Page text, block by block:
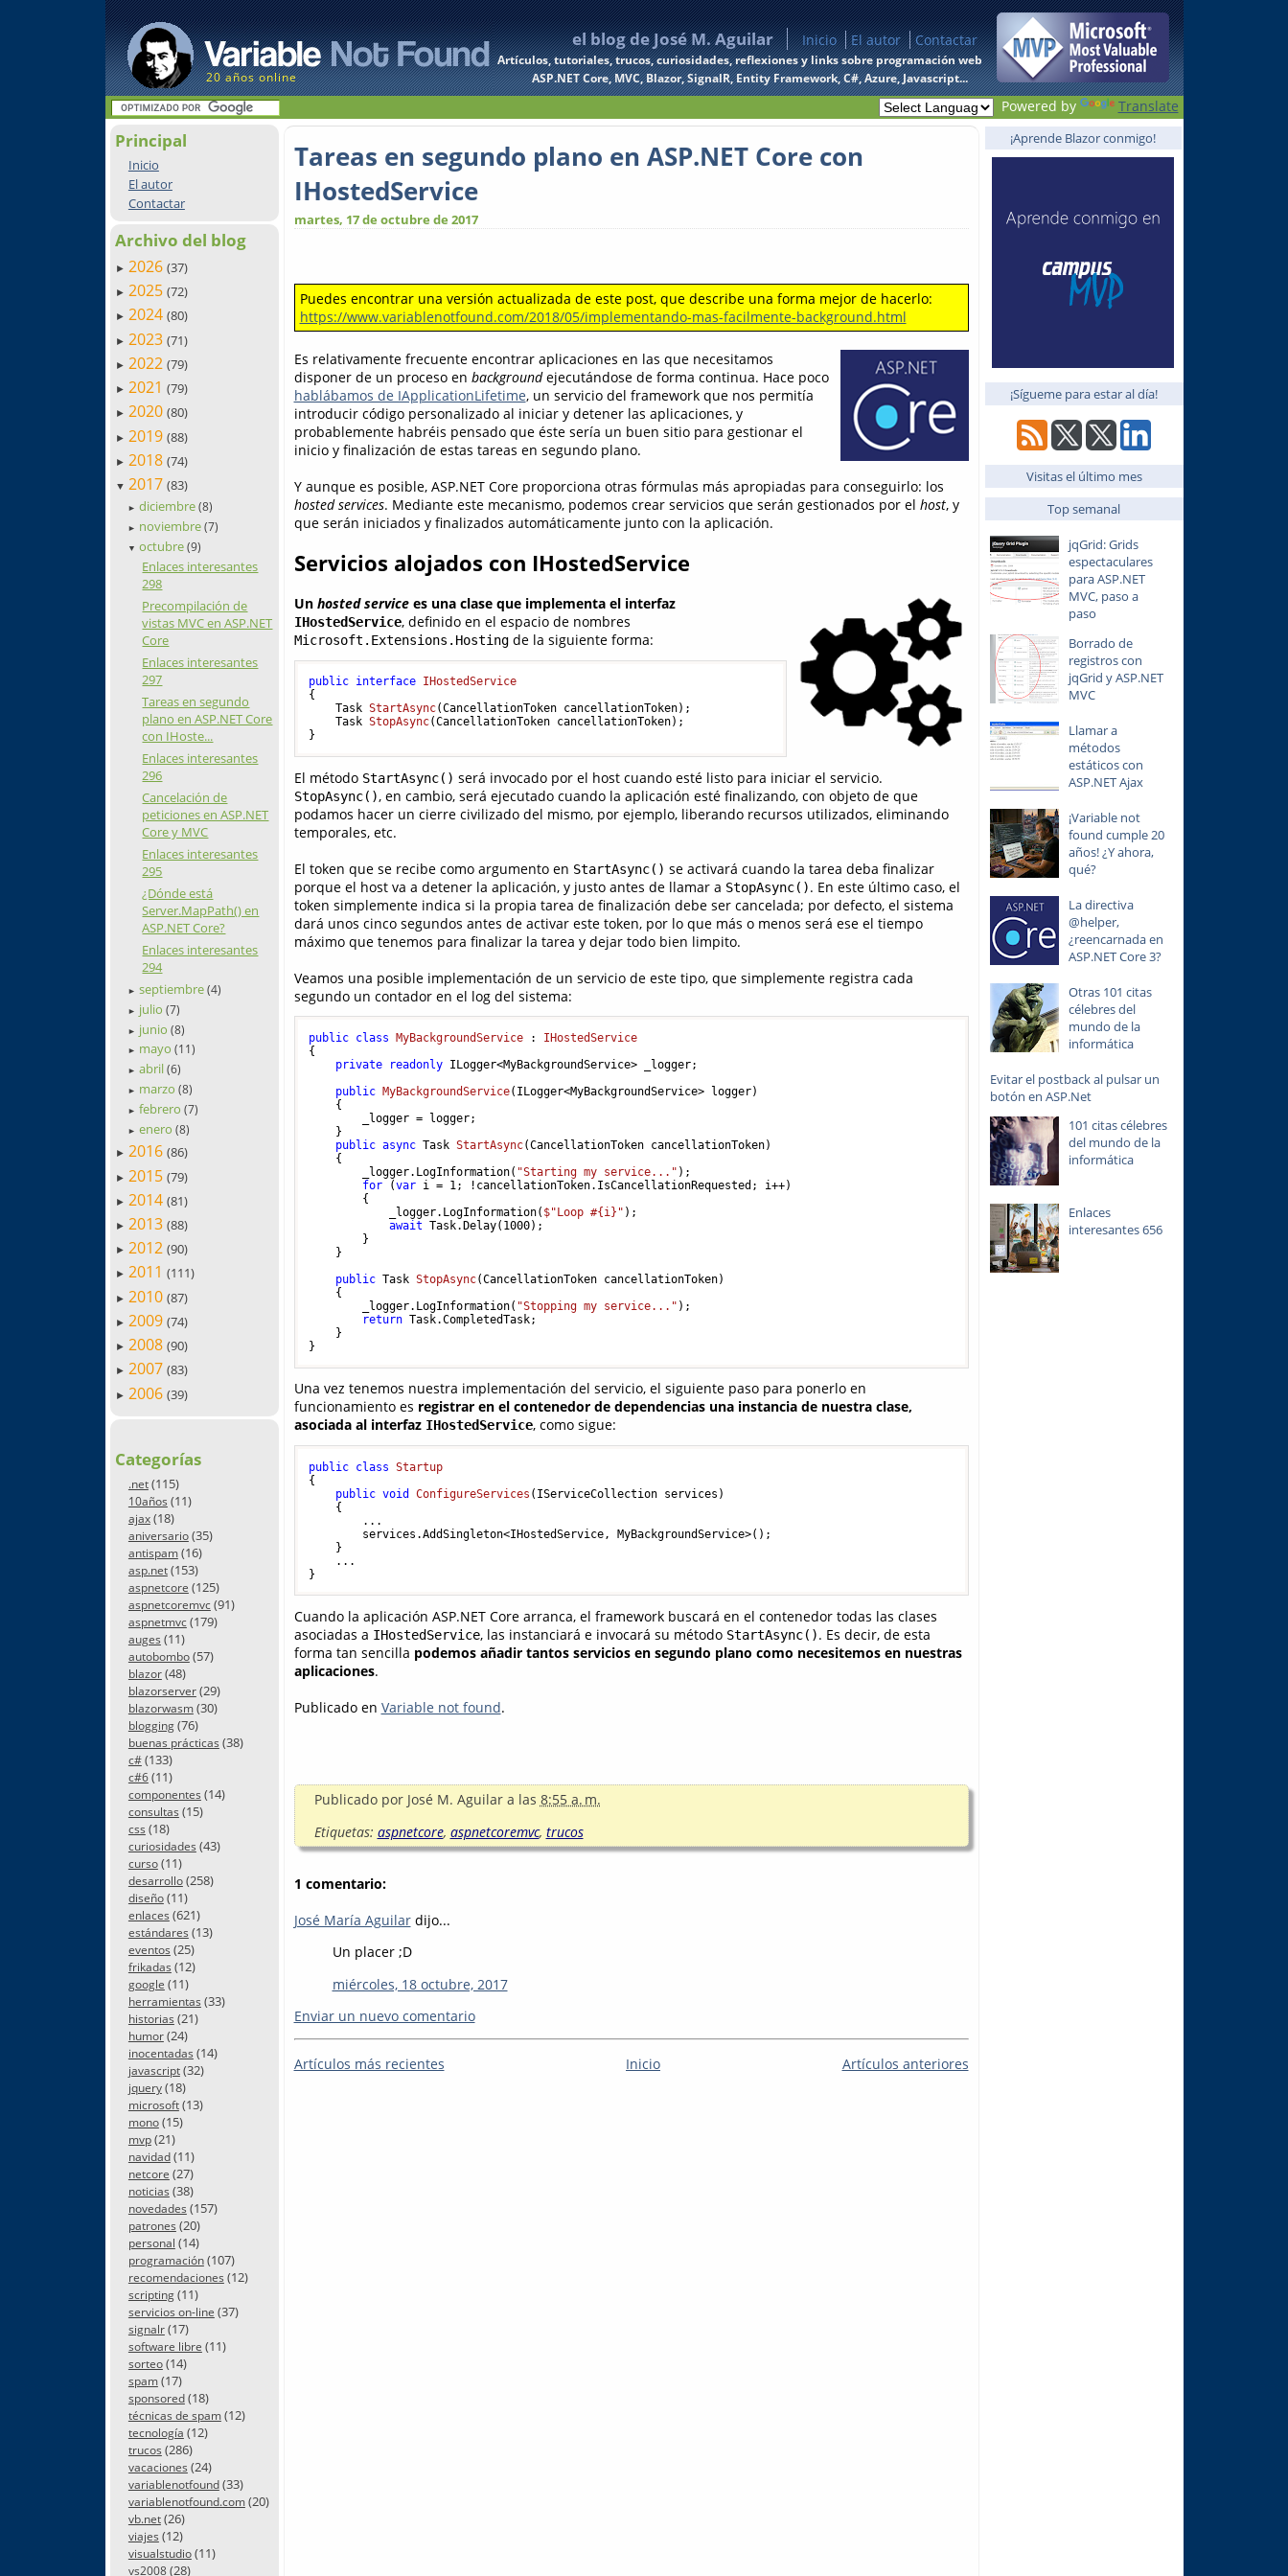
20 años online
el blog de José M. Aguilar Inicio El autor Contactar
Artículos, tutoriales, trucos, curiosidades, reflexiones y links sobre programación web
ASP.NET Core, MVC, Blazor, SignalR, Entity Framework, C#, Azure, Javascript...
Powered by Translate
Principal
Inicio
El autor
Contactar
Archivo del blog
► 2026 (37)
► 2025 (72)
► 2024 (80)
► 2023 (71)
► 2022 (79)
► 2021 (79)
► 2020 (80)
► 2019 (88)
► 2018 (74)
▼ 2017 (83)
► diciembre(8)
► noviembre(7)
▼ octubre(9)
Enlaces interesantes
298
Precompilación de
vistas MVC en ASP.NET
Core
Enlaces interesantes
297
Tareas en segundo
plano en ASP.NET Core
con IHoste...
Enlaces interesantes
296
Cancelación de
peticiones en ASP.NET
Core y MVC
Enlaces interesantes
295
¿Dónde está
Server.MapPath() en
ASP.NET Core?
Enlaces interesantes
294
► septiembre(4)
► julio(7)
► junio(8)
► mayo(11)
► abril(6)
► marzo(8)
► febrero(7)
► enero(8)
► 2016 (86)
► 2015 (79)
► 2014 (81)
► 2013 (88)
► 2012 (90)
► 2011 (111)
► 2010 (87)
► 2009 (74)
► 2008 (90)
► 2007 (83)
► 2006 (39)
Categorías
.net(115)
10años (11)
ajax(18)
aniversario(35)
antispam(16)
asp.net(153)
aspnetcore (125)
aspnetcoremvc(91)
aspnetmvc(179)
auges (11)
autobombo(57)
blazor(48)
blazorserver(29)
blazorwasm(30)
blogging(76)
buenas prácticas (38)
c#(133)
c#6(11)
componentes (14)
consultas (15)
css (18)
curiosidades (43)
curso(11)
desarrollo(258)
diseño(11)
enlaces (621)
estándares (13)
eventos (25)
frikadas (12)
google (11)
herramientas (33)
historias (21)
humor(24)
inocentadas (14)
javascript(32)
jquery(18)
microsoft(13)
mono(15)
mvp(21)
navidad(11)
netcore (27)
noticias (38)
novedades (157)
patrones (20)
personal (14)
programación(107)
recomendaciones (12)
scripting(11)
servicios on-line (37)
signalr(17)
software libre (11)
sorteo(14)
spam(17)
sponsored(18)
técnicas de spam(12)
tecnología (12)
trucos (286)
vacaciones (24)
variablenotfound(33)
variablenotfound.com(20)
vb.net(26)
viajes (12)
visualstudio(11)
vs2008(28)
Tareas en segundo plano en ASP.NET Core con
IHostedService
martes, 17 de octubre de 2017
Puedes encontrar una versión actualizada de este post, que describe una forma mejor de hacerlo:
https://www.variablenotfound.com/2018/05/implementando-mas-facilmente-background.html
Es relativamente frecuente encontrar aplicaciones en las que necesitamos
disponer de un proceso en backgroundejecutándose de forma continua. Hace poco
hablábamos de IApplicationLifetime, un servicio del framework que nos permitía
introducir código personalizado al iniciar y detener las aplicaciones, y
probablemente habréis pensado que éste sería un buen sitio para gestionar el
inicio y finalización de estas tareas en segundo plano.
Y aunque es posible, ASP.NET Core proporciona otras fórmulas más apropiadas para conseguirlo: los
hosted services. Mediante este mecanismo, podemos crear servicios que serán gestionados por el host, y
que serán iniciados y finalizados automáticamente junto con la aplicación.
Servicios alojados con IHostedService
Un hosted servicees una clase que implementa el interfaz
IHostedService, definido en el espacio de nombres
Microsoft.Extensions.Hostingde la siguiente forma:
public interface IHostedService
{
Task StartAsync(CancellationToken cancellationToken) ;
Task StopAsync(CancellationToken cancellationToken) ;
}
El método StartAsync() será invocado por el host cuando esté listo para iniciar el servicio.
StopAsync(), en cambio, será ejecutado cuando la aplicación esté finalizando, con objeto de que
podamos hacer un cierre civilizado del mismo, por ejemplo, liberando recursos utilizados, eliminando
temporales, etc.
El token que se recibe como argumento en StartAsync() se activará cuando la tarea deba finalizar
porque el host va a detener la aplicación, y justo antes de llamar a StopAsync(). En este último caso, el
token simplemente indica si la propia tarea de finalización debe ser cancelada; por defecto, el sistema
dará unos cinco segundos antes de activar este token, por lo que más o menos será ese el tiempo
máximo que tenemos para finalizar la tarea y dejar todo bien limpito.
Veamos una posible implementación de un servicio de este tipo, que simplemente registra cada
segundo un contador en el log del sistema:
public class MyBackgroundService : IHostedService
{
private
readonly ILogger<MyBackgroundService> _logger;
public MyBackgroundService( ILogger<MyBackgroundService> logger)
    {
        _logger = logger;
    }
public async Task StartAsync(CancellationToken cancellationToken)
    {
        _logger.LogInformation(
"Starting my service..." );
for (var i = 1; !cancellationToken.IsCancellationRequested; i++)
        {
            _logger.LogInformation(
$"Loop #{i} " );
await Task.Delay( 1000);
        }
    }
public Task StopAsync(CancellationToken cancellationToken)
    {
        _logger.LogInformation(
"Stopping my service..." );
return Task.CompletedTask;
    }
}
Una vez tenemos nuestra implementación del servicio, el siguiente paso para ponerlo en
funcionamiento es registrar en el contenedor de dependencias una instancia de nuestra clase,
asociada al interfaz IHostedService, como sigue:
public class Startup
{
public void ConfigureServices ( IServiceCollection services )
    {
        ...
        services.AddSingleton<IHostedService, MyBackgroundService>();
    }
    ...
}
Cuando la aplicación ASP.NET Core arranca, el framework buscará en el contenedor todas las clases
asociadas a IHostedService, las instanciará e invocará su método StartAsync(). Es decir, de esta
forma tan sencilla podemos añadir tantos servicios en segundo plano como necesitemos en nuestras
aplicaciones.
Publicado en Variable not found.
Publicado por José M. Aguilar a las 8:55 a. m.
Etiquetas: aspnetcore, aspnetcoremvc, trucos
1 comentario:
José María Aguilardijo...
Un placer ;D
miércoles, 18 octubre, 2017
Enviar un nuevo comentario
Artículos más recientes Artículos anteriores
Inicio
¡Aprende Blazor conmigo!
¡Sígueme para estar al día!
Visitas el último mes
Top semanal
jqGrid: Grids
espectaculares
para ASP.NET
MVC, paso a
paso
Borrado de
registros con
jqGrid y ASP.NET
MVC
Llamar a
métodos
estáticos con
ASP.NET Ajax
¡Variable not
found cumple 20
años! ¿Y ahora,
qué?
La directiva
@helper,
¿reencarnada en
ASP.NET Core 3?
Otras 101 citas
célebres del
mundo de la
informática
Evitar el postback al pulsar un
botón en ASP.Net
101 citas célebres
del mundo de la
informática
Enlaces
interesantes 656